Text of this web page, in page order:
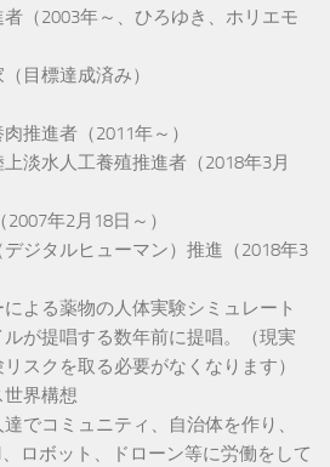
（2003年～、ひろゆき、ホリエモ
目標達成済み）
推進者（2011年～）
淡水人工養殖推進者（2018年3月
年2月18日～）
ジタルヒューマン）推進（2018年3
よる薬物の人体実験シミュレート
が提唱する数年前に提唱。（現実
スクを取る必要がなくなります）
界構想
でコミュニティ、自治体を作り、
ロボット、ドローン等に労働をして